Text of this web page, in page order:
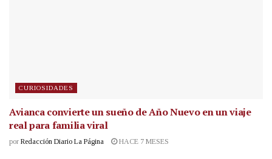
CURIOSIDADES
Avianca convierte un sueño de Año Nuevo en un viaje
real para familia viral
por Redacción Diario La Página HACE 7 MESES